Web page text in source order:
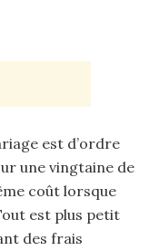
est d’ordre
une vingtaine de
coût lorsque
est plus petit
des frais